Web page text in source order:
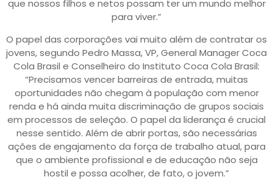
que nossos filhos e netos possam ter um mundo melhor
para viver.”
O papel das corporações vai muito além de contratar os
jovens, segundo Pedro Massa, VP, General Manager Coca
Cola Brasil e Conselheiro do Instituto Coca Cola Brasil:
“Precisamos vencer barreiras de entrada, muitas
oportunidades não chegam à população com menor
renda e há ainda muita discriminação de grupos sociais
em processos de seleção. O papel da liderança é crucial
nesse sentido. Além de abrir portas, são necessárias
ações de engajamento da força de trabalho atual, para
que o ambiente profissional e de educação não seja
hostil e possa acolher, de fato, o jovem.”